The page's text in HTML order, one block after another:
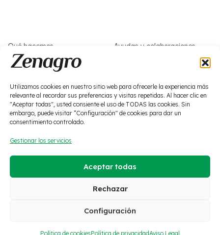
Utilizamos cookies en nuestro sitio web para ofrecerle la experiencia más
relevante al recordar sus preferencias y visitas repetidas. Al hacer clic en
"Aceptar todas", usted consiente el uso de TODAS las cookies. Sin
embargo, puede visitar “Configuración" de cookies para dar un
consentimiento controlado.
Gestionar los servicios
Aceptar todas
Rechazar
Configuración
Política de cookiesPolítica de privacidadAviso Legal
Qué hacemos
Sobre nosotros
Noticias
Ayudas y colaboraciones
Social
Bioestimulación
Macronutrición
Micronutrición
Fitosanitarios
Aviso Legal · Política de privacidad · Cookies · Política RRSS
Política de calidad ·
© 2026 Zenagro S.L. Todos